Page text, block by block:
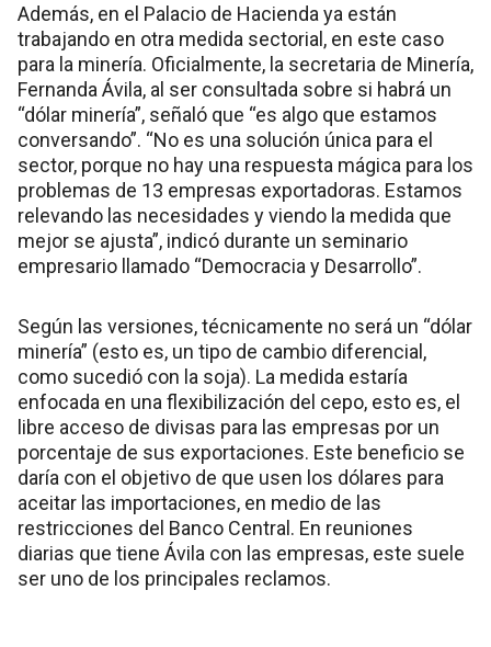
Además, en el Palacio de Hacienda ya están
trabajando en otra medida sectorial, en este caso
para la minería. Oficialmente, la secretaria de Minería,
Fernanda Ávila, al ser consultada sobre si habrá un
“dólar minería”, señaló que “es algo que estamos
conversando”. “No es una solución única para el
sector, porque no hay una respuesta mágica para los
problemas de 13 empresas exportadoras. Estamos
relevando las necesidades y viendo la medida que
mejor se ajusta”, indicó durante un seminario
empresario llamado “Democracia y Desarrollo”.
Según las versiones, técnicamente no será un “dólar
minería” (esto es, un tipo de cambio diferencial,
como sucedió con la soja). La medida estaría
enfocada en una flexibilización del cepo, esto es, el
libre acceso de divisas para las empresas por un
porcentaje de sus exportaciones. Este beneficio se
daría con el objetivo de que usen los dólares para
aceitar las importaciones, en medio de las
restricciones del Banco Central. En reuniones
diarias que tiene Ávila con las empresas, este suele
ser uno de los principales reclamos.